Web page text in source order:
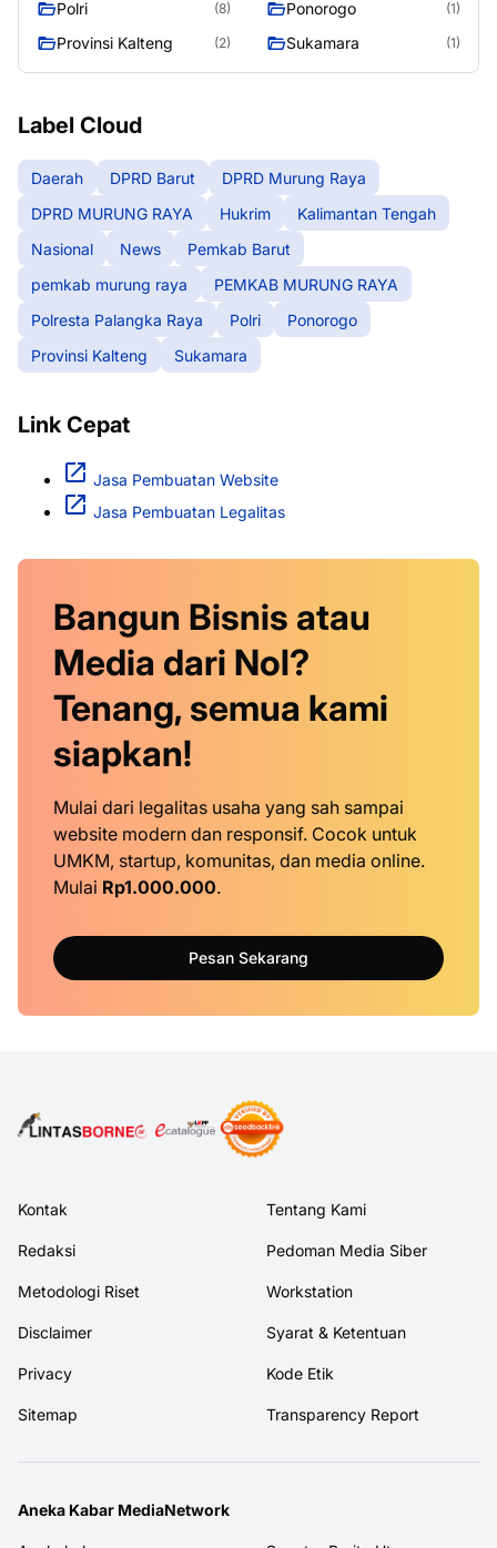
Polri (8) Ponorogo (1)
Provinsi Kalteng (2) Sukamara (1)
Label Cloud
Daerah DPRD Barut
DPRD Murung Raya
DPRD MURUNG RAYA
Hukrim
Kalimantan Tengah
Nasional
News
Pemkab Barut
pemkab murung raya
PEMKAB MURUNG RAYA
Polresta Palangka Raya
Polri
Ponorogo
Provinsi Kalteng
Sukamara
Link Cepat
Jasa Pembuatan Website
Jasa Pembuatan Legalitas
Bangun Bisnis atau
Media dari Nol?
Tenang, semua kami
siapkan!
Mulai dari legalitas usaha yang sah sampai
website modern dan responsif. Cocok untuk
UMKM, startup, komunitas, dan media online.
Mulai Rp1.000.000.
Pesan Sekarang
Kontak Tentang Kami
Redaksi Pedoman Media Siber
Metodologi Riset Workstation
Disclaimer Syarat & Ketentuan
Privacy Kode Etik
Sitemap Transparency Report
Aneka Kabar MediaNetwork